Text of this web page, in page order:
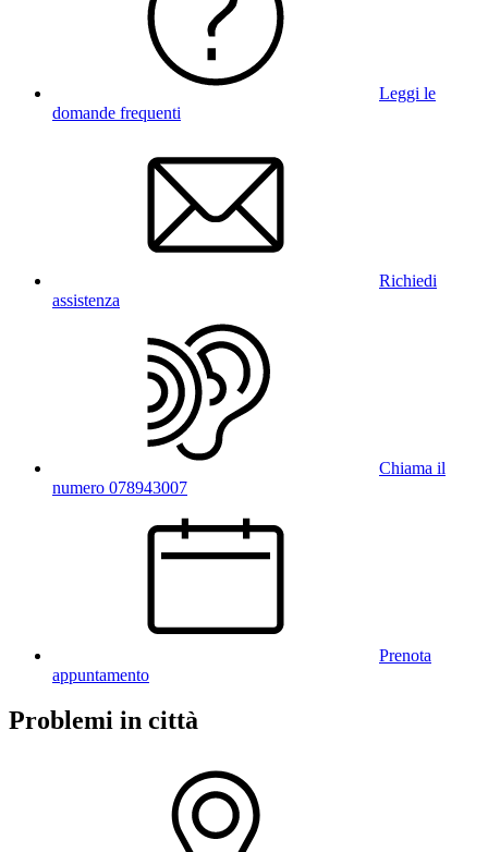
Leggi le
domande frequenti
Richiedi
assistenza
Chiama il
numero 078943007
Prenota
appuntamento
Problemi in città